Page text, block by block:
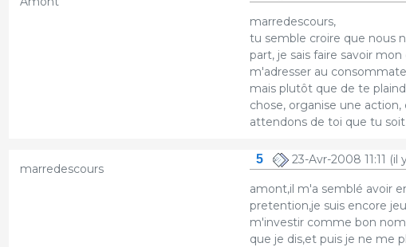
marredescours,
tu semble croire que nous
part, je sais faire savoir
m'adresser au
mais plutôt que de te
chose, organise une
attendons de toi que tu soit
marredescours
5 23-Avr-2008 11:11 (il
amont,il m'a semblé avoir
pretention,je suis encore
m'investir comme bon
que je dis,et puis je ne me